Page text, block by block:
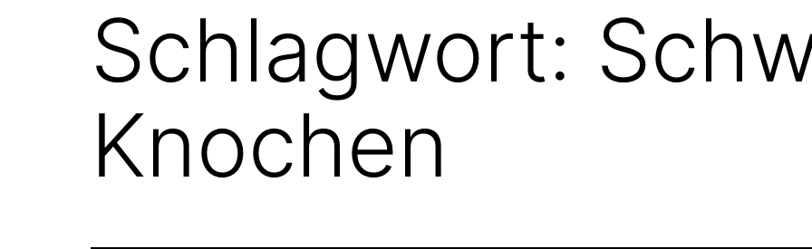
Schlagwort:
Knochen